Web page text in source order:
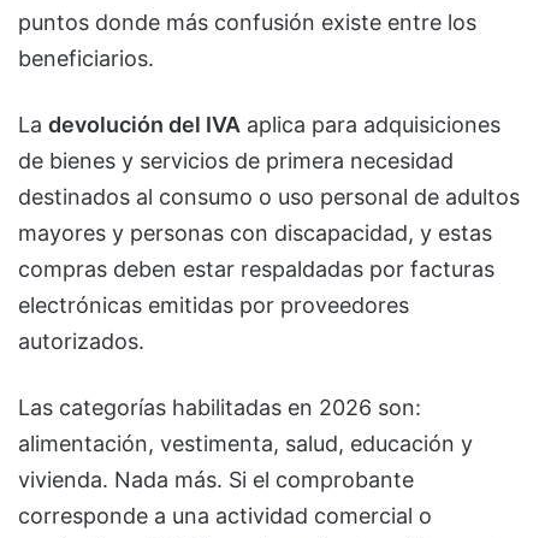
puntos donde más confusión existe entre los
beneficiarios.
La devolución del IVA aplica para adquisiciones
de bienes y servicios de primera necesidad
destinados al consumo o uso personal de adultos
mayores y personas con discapacidad, y estas
compras deben estar respaldadas por facturas
electrónicas emitidas por proveedores
autorizados.
Las categorías habilitadas en 2026 son:
alimentación, vestimenta, salud, educación y
vivienda. Nada más. Si el comprobante
corresponde a una actividad comercial o